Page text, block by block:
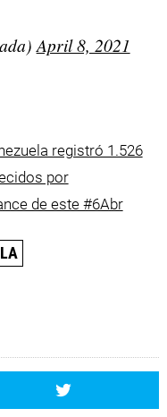
April 8, 2021
registró 1.526
por
de este #6Abr